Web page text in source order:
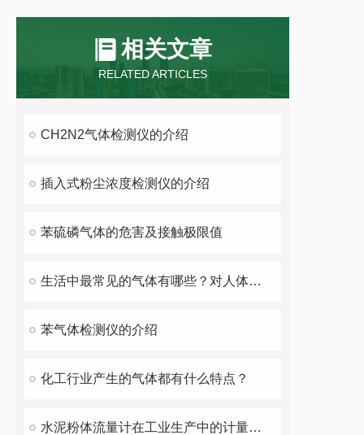
相关文章
RELATED ARTICLES
CH2N2气体检测仪的介绍
插入式粉尘浓度检测仪的介绍
苯硫磷气体的危害及接触极限值
生活中最常见的气体有哪些？对人体的伤害详解
苯气体检测仪的介绍
化工行业产生的气体都有什么特点？
水泥粉体流量计在工业生产中的计量与控制